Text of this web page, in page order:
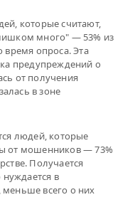
которые считают,
много" — 53% из
время опроса. Эта
предупреждений о
от получения
в зоне
людей, которые
от мошенников — 73%
Получается
в
всего о них